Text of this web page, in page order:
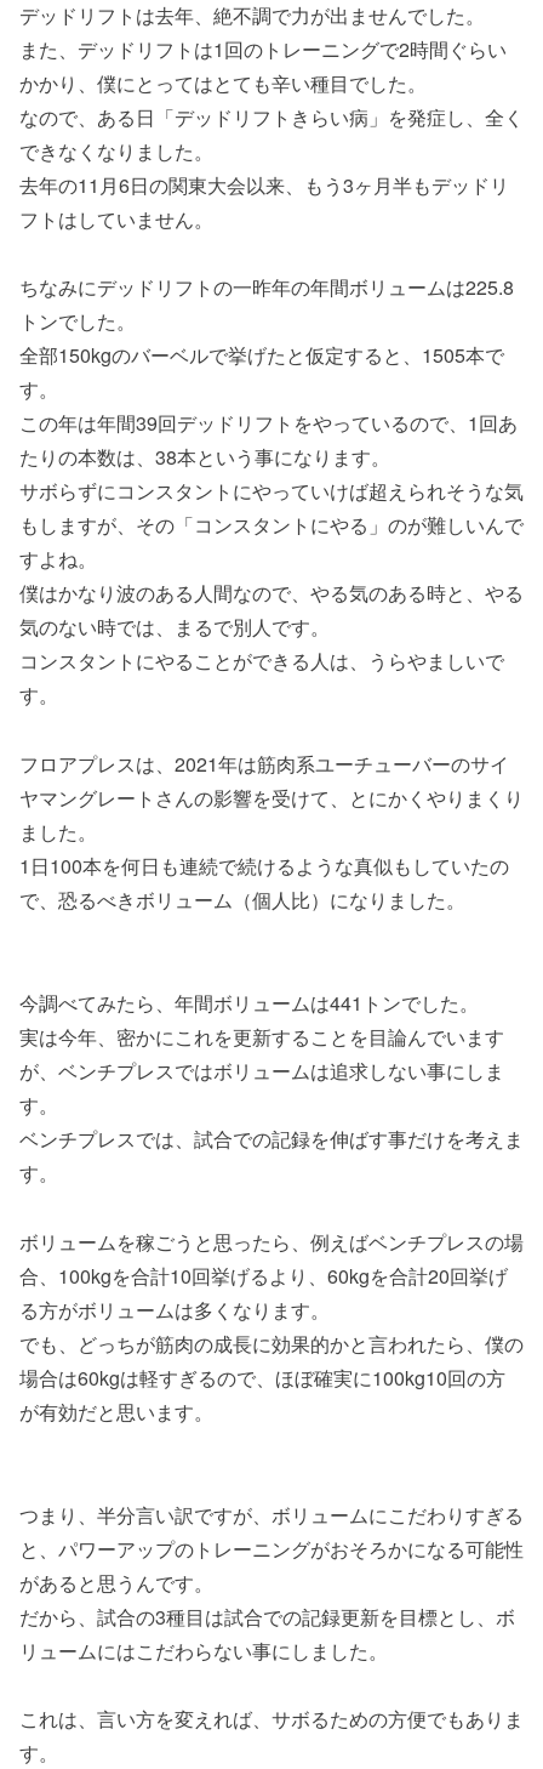
デッドリフトは去年、絶不調で力が出ませんでした。
また、デッドリフトは1回のトレーニングで2時間ぐらい
かかり、僕にとってはとても辛い種目でした。
なので、ある日「デッドリフトきらい病」を発症し、全く
できなくなりました。
去年の11月6日の関東大会以来、もう3ヶ月半もデッドリ
フトはしていません。
ちなみにデッドリフトの一昨年の年間ボリュームは225.8
トンでした。
全部150kgのバーベルで挙げたと仮定すると、1505本で
す。
この年は年間39回デッドリフトをやっているので、1回あ
たりの本数は、38本という事になります。
サボらずにコンスタントにやっていけば超えられそうな気
もしますが、その「コンスタントにやる」のが難しいんで
すよね。
僕はかなり波のある人間なので、やる気のある時と、やる
気のない時では、まるで別人です。
コンスタントにやることができる人は、うらやましいで
す。
フロアプレスは、2021年は筋肉系ユーチューバーのサイ
ヤマングレートさんの影響を受けて、とにかくやりまくり
ました。
1日100本を何日も連続で続けるような真似もしていたの
で、恐るべきボリューム（個人比）になりました。
今調べてみたら、年間ボリュームは441トンでした。
実は今年、密かにこれを更新することを目論んでいます
が、ベンチプレスではボリュームは追求しない事にしま
す。
ベンチプレスでは、試合での記録を伸ばす事だけを考えま
す。
ボリュームを稼ごうと思ったら、例えばベンチプレスの場
合、100kgを合計10回挙げるより、60kgを合計20回挙げ
る方がボリュームは多くなります。
でも、どっちが筋肉の成長に効果的かと言われたら、僕の
場合は60kgは軽すぎるので、ほぼ確実に100kg10回の方
が有効だと思います。
つまり、半分言い訳ですが、ボリュームにこだわりすぎる
と、パワーアップのトレーニングがおそろかになる可能性
があると思うんです。
だから、試合の3種目は試合での記録更新を目標とし、ボ
リュームにはこだわらない事にしました。
これは、言い方を変えれば、サボるための方便でもありま
す。